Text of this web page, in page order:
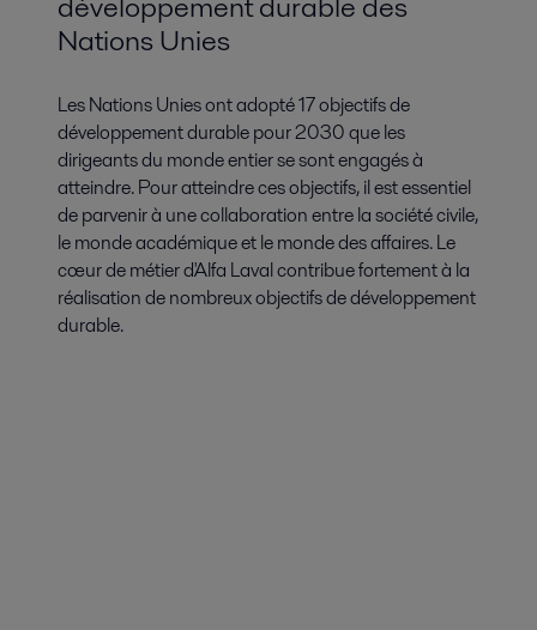
Nations Unies
Les Nations Unies ont adopté 17 objectifs de
développement durable pour 2030 que les
dirigeants du monde entier se sont engagés à
atteindre. Pour atteindre ces objectifs, il est essentiel
de parvenir à une collaboration entre la société civile,
le monde académique et le monde des affaires. Le
cœur de métier d'Alfa Laval contribue fortement à la
réalisation de nombreux objectifs de développement
durable.